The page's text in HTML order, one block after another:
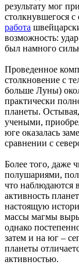
результату мог
столкнувшегося
работа
возможность:
был намного
Проведенное
столкновение с
больше Луны)
практически
планеты.
учеными,
юге оказалась
сравнении с
Более того, даже
полушариями,
что наблюдаются
активность
настоящую
массы магмы
однако
затем и на юг –
планеты
активностью.